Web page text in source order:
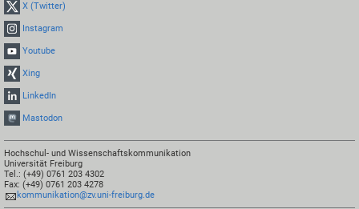
X (Twitter)
Instagram
Youtube
Xing
LinkedIn
Mastodon
Hochschul- und Wissenschaftskommunikation
Universität Freiburg
Tel.: (+49) 0761 203 4302
Fax: (+49) 0761 203 4278
kommunikation@zv.uni-freiburg.de